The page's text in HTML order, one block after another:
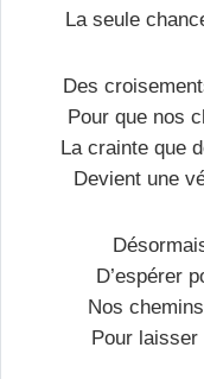
La seule
Des
Pour que nos
La crainte que
Devient une
D’espérer
Nos
Pour laisser